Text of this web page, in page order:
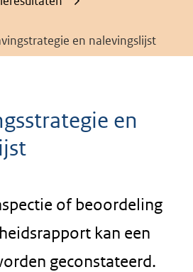
en nalevingslijst
en
of beoordeling
kan een
geconstateerd.